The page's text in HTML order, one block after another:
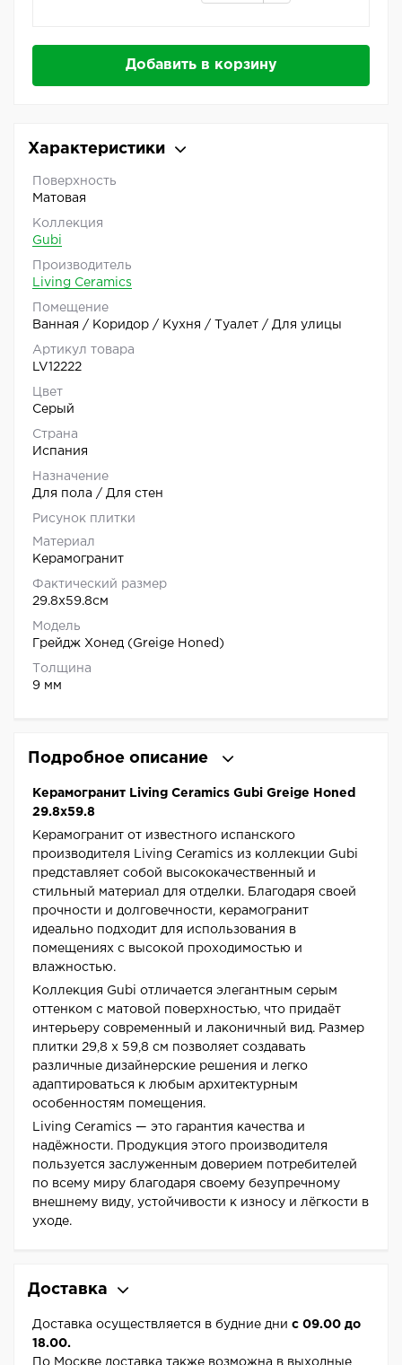
Добавить в корзину
Характеристики
Поверхность
Матовая
Коллекция
Gubi
Производитель
Living Ceramics
Помещение
Ванная / Коридор / Кухня / Туалет / Для улицы
Артикул товара
LV12222
Цвет
Серый
Страна
Испания
Назначение
Для пола / Для стен
Рисунок плитки
Материал
Керамогранит
Фактический размер
29.8x59.8см
Модель
Грейдж Хонед (Greige Honed)
Толщина
9 мм
Подробное описание
Керамогранит Living Ceramics Gubi Greige Honed
29.8x59.8
Керамогранит от известного испанского
производителя Living Ceramics из коллекции Gubi
представляет собой высококачественный и
стильный материал для отделки. Благодаря своей
прочности и долговечности, керамогранит
идеально подходит для использования в
помещениях с высокой проходимостью и
влажностью.
Коллекция Gubi отличается элегантным серым
оттенком с матовой поверхностью, что придаёт
интерьеру современный и лаконичный вид. Размер
плитки 29,8 x 59,8 см позволяет создавать
различные дизайнерские решения и легко
адаптироваться к любым архитектурным
особенностям помещения.
Living Ceramics — это гарантия качества и
надёжности. Продукция этого производителя
пользуется заслуженным доверием потребителей
по всему миру благодаря своему безупречному
внешнему виду, устойчивости к износу и лёгкости в
уходе.
Доставка
Доставка осуществляется в будние дни с 09.00 до
18.00.
По Москве доставка также возможна в выходные